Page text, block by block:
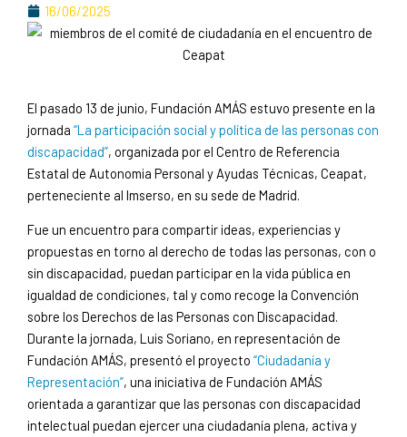
16/06/2025
El pasado 13 de junio, Fundación AMÁS estuvo presente en la
jornada “La participación social y política de las personas con
discapacidad”, organizada por el Centro de Referencia
Estatal de Autonomia Personal y Ayudas Técnicas, Ceapat,
perteneciente al Imserso, en su sede de Madrid.
Fue un encuentro para compartir ideas, experiencias y
propuestas en torno al derecho de todas las personas, con o
sin discapacidad, puedan participar en la vida pública en
igualdad de condiciones, tal y como recoge la Convención
sobre los Derechos de las Personas con Discapacidad.
Durante la jornada, Luis Soriano, en representación de
Fundación AMÁS, presentó el proyecto “Ciudadanía y
Representación”, una iniciativa de Fundación AMÁS
orientada a garantizar que las personas con discapacidad
intelectual puedan ejercer una ciudadanía plena, activa y